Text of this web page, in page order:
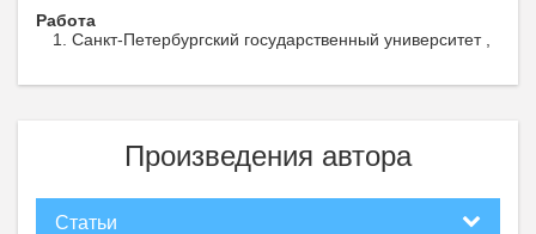
Работа
Санкт-Петербургский государственный университет ,
Произведения автора
Статьи